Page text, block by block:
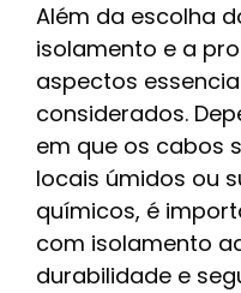
Além da escolha
isolamento e a
aspectos
considerados.
em que os cabos
locais úmidos ou
químicos, é
com isolamento
durabilidade e